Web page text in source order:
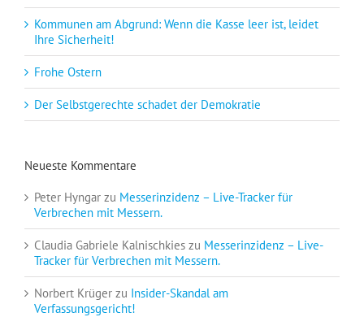
Kommunen am Abgrund: Wenn die Kasse leer ist, leidet
Ihre Sicherheit!
Frohe Ostern
Der Selbstgerechte schadet der Demokratie
Neueste Kommentare
Peter Hyngar zu Messerinzidenz – Live-Tracker für
Verbrechen mit Messern.
Claudia Gabriele Kalnischkies zu Messerinzidenz – Live-
Tracker für Verbrechen mit Messern.
Norbert Krüger zu Insider-Skandal am
Verfassungsgericht!